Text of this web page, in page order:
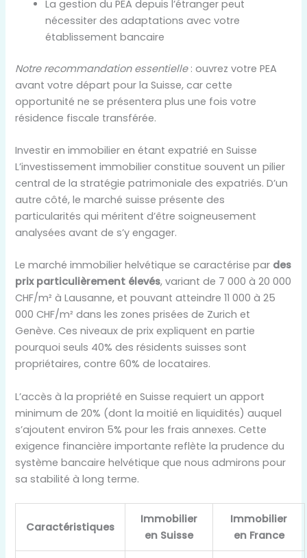
La gestion du PEA depuis l’étranger peut
nécessiter des adaptations avec votre
établissement bancaire
Notre recommandation essentielle: ouvrez votre PEA
avant votre départ pour la Suisse, car cette
opportunité ne se présentera plus une fois votre
résidence fiscale transférée.
Investir en immobilier en étant expatrié en Suisse
L’investissement immobilier constitue souvent un pilier
central de la stratégie patrimoniale des expatriés. D’un
autre côté, le marché suisse présente des
particularités qui méritent d’être soigneusement
analysées avant de s’y engager.
Le marché immobilier helvétique se caractérise par des
prix particulièrement élevés, variant de 7 000 à 20 000
CHF/m² à Lausanne, et pouvant atteindre 11 000 à 25
000 CHF/m² dans les zones prisées de Zurich et
Genève. Ces niveaux de prix expliquent en partie
pourquoi seuls 40% des résidents suisses sont
propriétaires, contre 60% de locataires.
L’accès à la propriété en Suisse requiert un apport
minimum de 20% (dont la moitié en liquidités) auquel
s’ajoutent environ 5% pour les frais annexes. Cette
exigence financière importante reflète la prudence du
système bancaire helvétique que nous admirons pour
sa stabilité à long terme.
Caractéristiques
Immobilier
en Suisse
Immobilier
en France